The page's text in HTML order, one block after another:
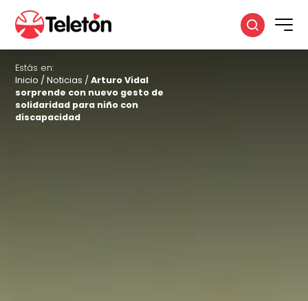
Estás en:
Inicio /Noticias /Arturo Vidal
sorprende con nuevo gesto de
solidaridad para niño con
discapacidad